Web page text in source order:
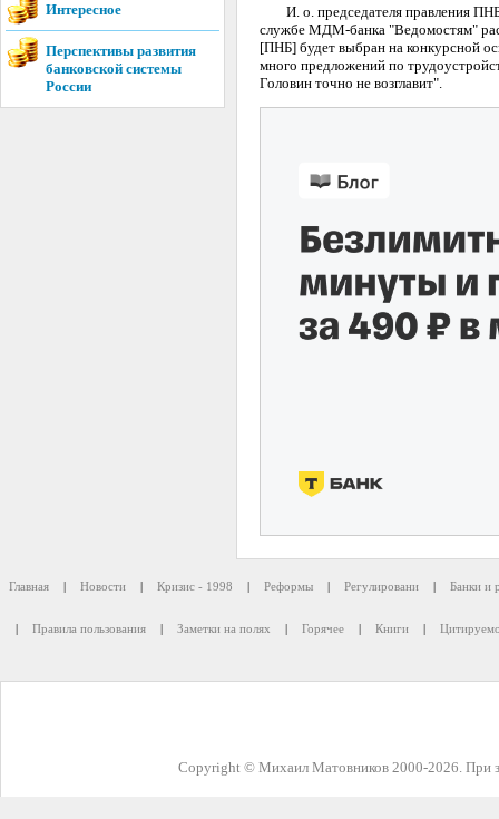
Интересное
Перспективы развития
банковской системы
России
И. о. председателя правления ПНБ
службе МДМ-банка "Ведомостям"
[ПНБ] будет выбран на конкурсной
много предложений по
Головин точно не возглавит".
Главная | Новости | Кризис - 1998 | Реформы | Регулировани | Банки и
| Правила пользования | Заметки на полях | Горячее | Книги |
Copyright © Михаил Матовников 2000-2026. При